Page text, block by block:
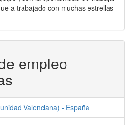
a trabajado con muchas estrellas
empleo
Valenciana) - España